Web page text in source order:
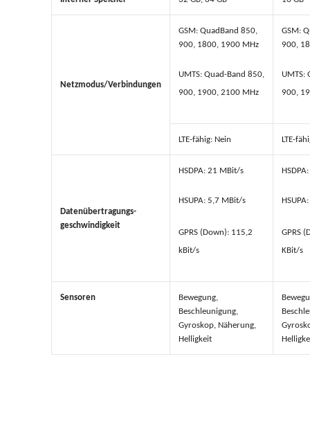
Netzmodus/Verbindungen
GSM: QuadBand 850,
900, 1800, 1900 MHz
UMTS: Quad-Band 850,
900, 1900, 2100 MHz
GSM:
900,
UMTS:
900,
LTE-fähig: Nein LTE-
Datenübertragungs-
geschwindigkeit
HSDPA: 21 MBit/s
HSUPA: 5,7 MBit/s
GPRS (Down): 115,2
kBit/s
GPRS
KBit/s
Sensoren
Bewegung,
Beschleunigung,
Gyroskop, Näherung,
Helligkeit